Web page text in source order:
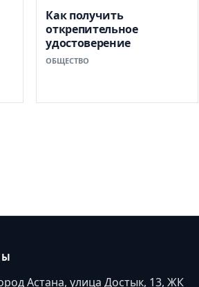
Как получить
открепительное
удостоверение
ОБЩЕСТВО
Астана, улица Достык, 13, ЖК